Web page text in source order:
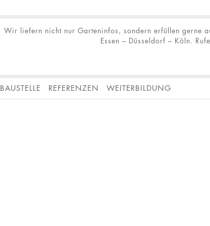
Wir liefern nicht nur Garteninfos, sondern erfüllen gerne
Essen – Düsseldorf – Köln.
BAUSTELLE REFERENZEN WEITERBILDUNG